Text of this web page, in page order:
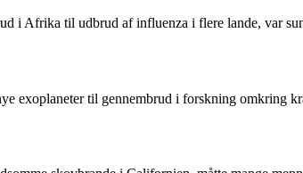
i Afrika til udbrud af influenza i flere lande, var
exoplaneter til gennembrud i forskning omkring